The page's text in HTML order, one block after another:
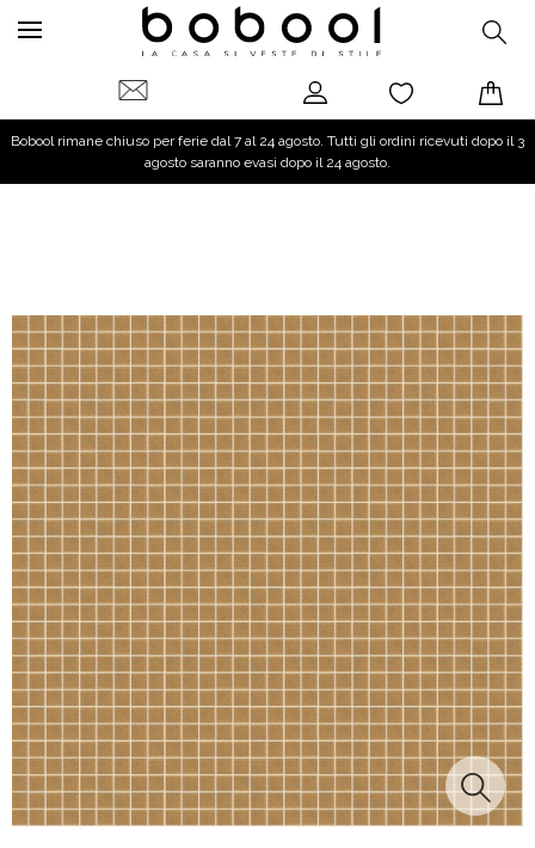
Bobool rimane chiuso per ferie dal 7 al 24 agosto. Tutti gli ordini ricevuti dopo il 3
agosto saranno evasi dopo il 24 agosto.